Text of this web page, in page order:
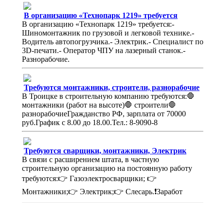
В организацию «Технопарк 1219» требуется
В организацию «Технопарк 1219» требуется:-
Шиномонтажник по грузовой и легковой технике.-
Водитель автопогрузчика.- Электрик.- Специалист по
3D-печати.- Оператор ЧПУ на лазерный станок.-
Разнорабочие.
Требуются монтажники, строители, разнорабочие
В Троицке в строительную компанию требуются:🛑
монтажники (работ на высоте)🛑 строители🛑
разнорабочиеГражданство РФ, зарплата от 70000
руб.График с 8.00 до 18.00.Тел.: 8-9090-8
Требуются сварщики, монтажники, Электрик
В связи с расширением штата, в частную
строительную организацию на постоянную работу
требуются:👉 Газоэлектросварщики; 👉
Монтажники;👉 Электрик;👉 Слесарь.❗Заработ